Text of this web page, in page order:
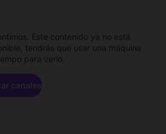
Este contenido ya no está
tendrás que usar una máquina
para verlo.
canales